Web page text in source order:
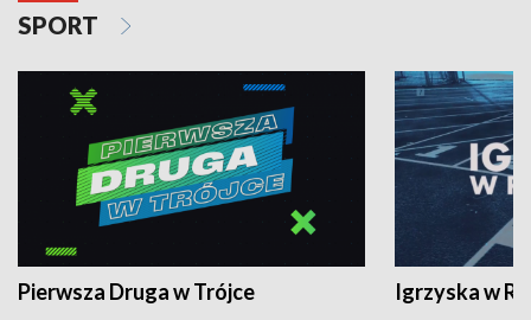
SPORT
Pierwsza Druga w Trójce Igrzyska w